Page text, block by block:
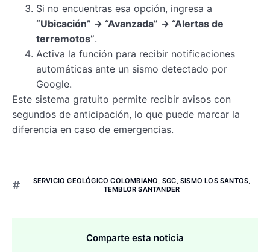
Si no encuentras esa opción, ingresa a
“Ubicación” → “Avanzada” → “Alertas de
terremotos”.
Activa la función para recibir notificaciones
automáticas ante un sismo detectado por
Google.
Este sistema gratuito permite recibir avisos con
segundos de anticipación, lo que puede marcar la
diferencia en caso de emergencias.
SERVICIO GEOLÓGICO COLOMBIANO, SGC, SISMO LOS SANTOS,
TEMBLOR SANTANDER
Comparte esta noticia